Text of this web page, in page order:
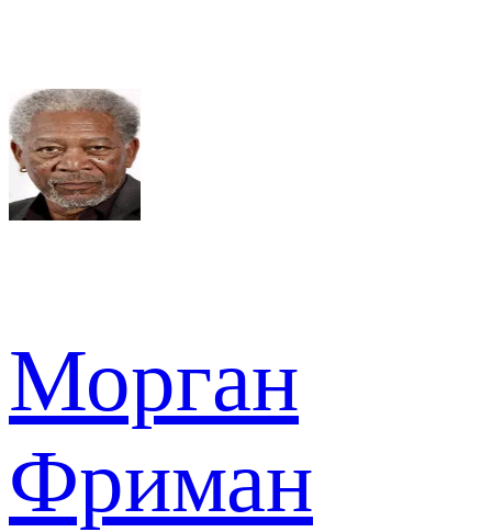
Морган
Фриман